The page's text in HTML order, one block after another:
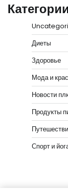
Категории
Диеты
Здоровье
Мода и
Новости
Продукты
Спорт и